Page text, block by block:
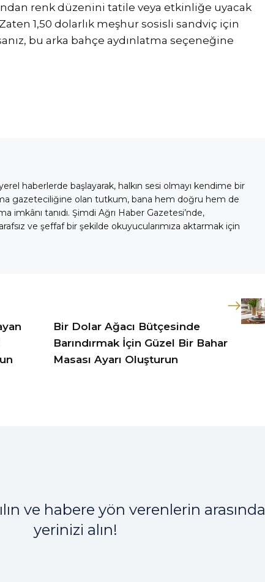
renk düzenini tatile veya etkinliğe uyacak
1,50 dolarlık meşhur sosisli sandviç için
bu arka bahçe aydınlatma seçeneğine
haberlerde başlayarak, halkın sesi olmayı kendime bir
gazeteciliğine olan tutkum, bana hem doğru hem de
imkânı tanıdı. Şimdi Ağrı Haber Gazetesi’nde,
ve şeffaf bir şekilde okuyucularımıza aktarmak için
Bir Dolar Ağacı Bütçesinde
Barındırmak İçin Güzel Bir Bahar
Masası Ayarı Oluşturun
ve habere yön verenlerin arasında
yerinizi alın!